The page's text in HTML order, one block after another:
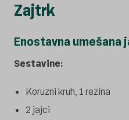
Zajtrk
Enostavna umešana
Sestavine:
Koruzni kruh, 1 rezina
2 jajci